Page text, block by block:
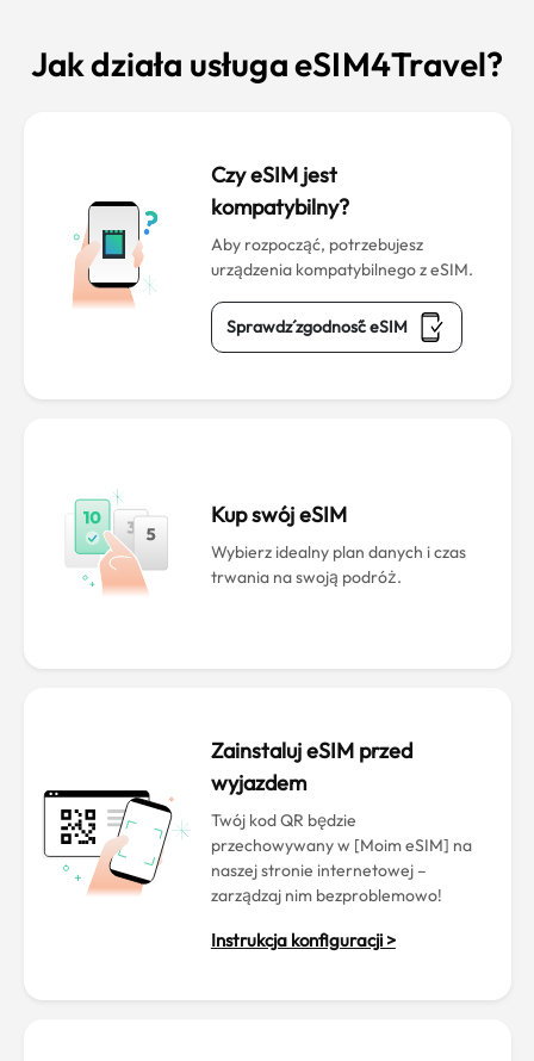
Jak działa usługa eSIM4Travel?
Czy eSIM jest
kompatybilny?
Aby rozpocząć, potrzebujesz
urządzenia kompatybilnego z eSIM.
Sprawdź zgodność eSIM
Kup swój eSIM
Wybierz idealny plan danych i czas
trwania na swoją podróż.
Zainstaluj eSIM przed
wyjazdem
Twój kod QR będzie
przechowywany w [Moim eSIM] na
naszej stronie internetowej –
zarządzaj nim bezproblemowo!
Instrukcja konfiguracji >